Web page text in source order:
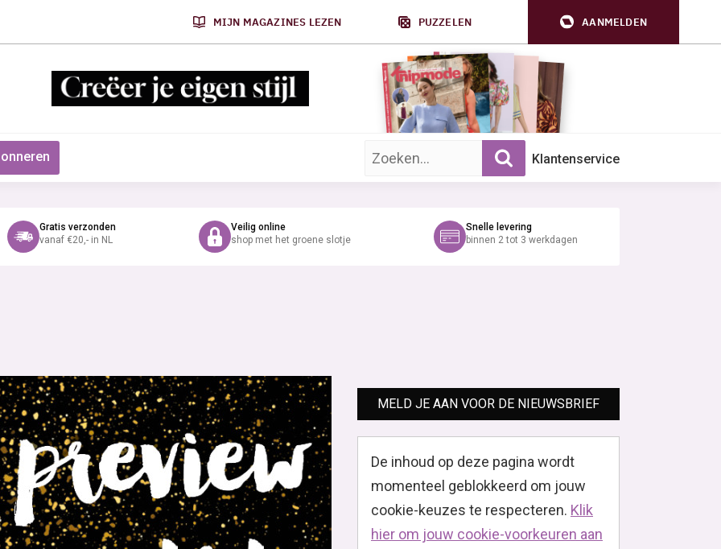
MIJN MAGAZINES LEZEN PUZZELEN AANMELDEN
Zoek op trefwoord: Klantenservice
Gratis verzonden
vanaf €20,- in NL
Veilig online
shop met het groene slotje
Snelle levering
binnen 2 tot 3 werkdagen
MELD JE AAN VOOR DE NIEUWSBRIEF
De inhoud op deze pagina wordt
momenteel geblokkeerd om jouw
cookie-keuzes te respecteren. Klik
hier om jouw cookie-voorkeuren aan